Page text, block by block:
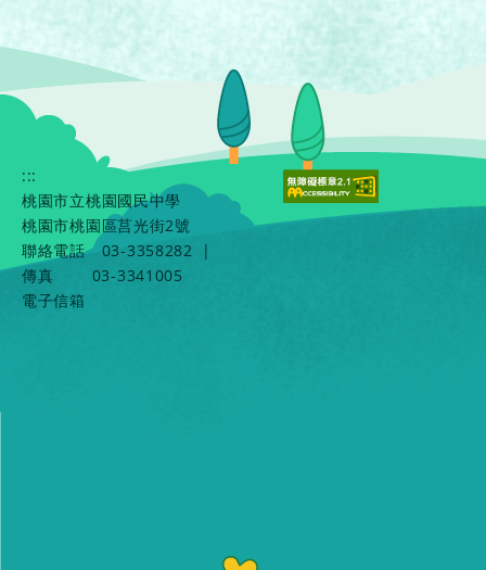
:::
桃園市立桃園國民中學
桃園市桃園區莒光街2號
聯絡電話
03-3358282
|
傳真
03-3341005
電子信箱